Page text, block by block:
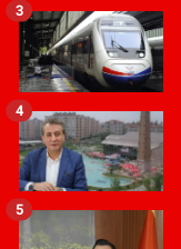
3
4
5